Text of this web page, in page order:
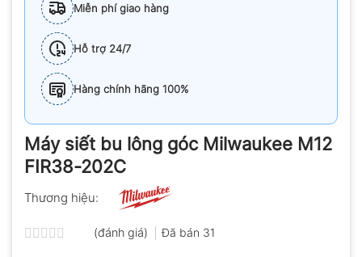
Miễn phí giao hàng
Hỗ trợ 24/7
Hàng chính hãng 100%
Máy siết bu lông góc Milwaukee M12
FIR38-202C
Thương hiệu:
(đánh giá) Đã bán 31